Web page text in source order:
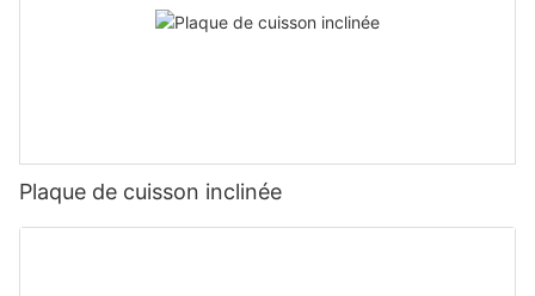
Plaque de cuisson inclinée